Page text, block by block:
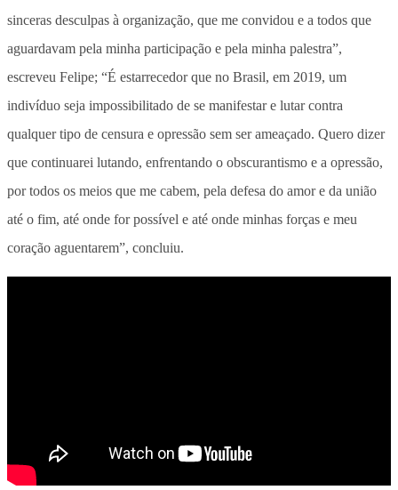
sinceras desculpas à organização, que me convidou e a todos que
aguardavam pela minha participação e pela minha palestra”,
escreveu Felipe; “É estarrecedor que no Brasil, em 2019, um
indivíduo seja impossibilitado de se manifestar e lutar contra
qualquer tipo de censura e opressão sem ser ameaçado. Quero dizer
que continuarei lutando, enfrentando o obscurantismo e a opressão,
por todos os meios que me cabem, pela defesa do amor e da união
até o fim, até onde for possível e até onde minhas forças e meu
coração aguentarem”, concluiu.